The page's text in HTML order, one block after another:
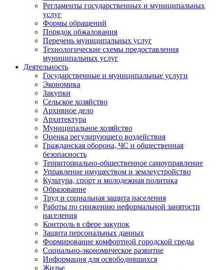
Регламенты государственных и муниципальных
услуг
Формы обращений
Порядок обжалования
Перечень муниципальных услуг
Технологические схемы предоставления
муниципальных услуг
Деятельность
Государственные и муниципальные услуги
Экономика
Закупки
Сельское хозяйство
Архивное дело
Архитектура
Муниципальное хозяйство
Оценка регулирующего воздействия
Гражданская оборона, ЧС и общественная
безопасность
Территориально-общественное самоуправление
Управление имуществом и землеустройство
Культура, спорт и молодежная политика
Образование
Труд и социальная защита населения
Работы по снижению неформальной занятости
населения
Контроль в сфере закупок
Защита персональных данных
Формирование комфортной городской среды
Социально-экономическое развитие
Информация для освободившихся
Жилье